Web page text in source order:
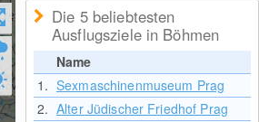
Die 5 beliebtesten
Ausflugsziele in Böhmen
Name
1. Sexmaschinenmuseum Prag
2. Alter Jüdischer Friedhof Prag